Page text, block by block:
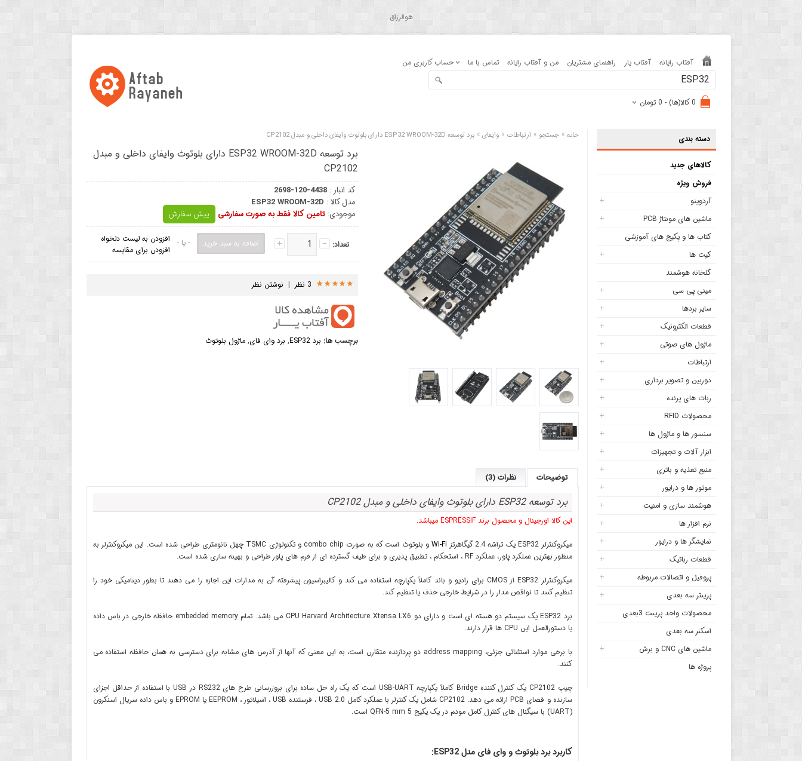
هوالرزاق
آفتاب رایانه آفتاب یار راهنمای مشتریان من و آفتاب رایانه تماس با ما حساب کاربری من
0 کالا(ها) - 0 تومان
دسته بندی
کالاهای جدید
فروش ویژه
آردوینو
ماشین های مونتاژ PCB
کتاب ها و پکیج های آموزشی
کیت ها
گلخانه هوشمند
مینی پی سی
سایر بردها
قطعات الکترونیک
ماژول های صوتی
ارتباطات
دوربین و تصویر برداری
ربات های پرنده
محصولات RFID
سنسور ها و ماژول ها
ابزار آلات و تجهیزات
منبع تغذیه و باتری
موتور ها و درایور
هوشمند سازی و امنیت
نرم افزار ها
نمایشگر ها و درایور
قطعات رباتیک
پروفیل و اتصالات مربوطه
پرینتر سه بعدی
محصولات واحد پرینت 3بعدی
اسکنر سه بعدی
ماشین های CNC و برش
پروژه ها
خانه »جستجو » ارتباطات »وایفای »برد توسعه ESP32 WROOM-32D دارای بلوتوث وایفای داخلی و مبدل CP2102
برد توسعه ESP32 WROOM-32D دارای بلوتوث وایفای داخلی و مبدل
CP2102
کد انبار :2698-120-4438
مدل کالا : ESP32 WROOM-32D
موجودی:تامین کالا فقط به صورت سفارشی پیش سفارش
تعداد: - یا - افزودن به لیست دلخواه
افزودن برای مقایسه
3 نظر | نوشتن نظر
برچسب ها: برد ESP32 , برد وای فای,ماژول بلوتوث
توضیحات نظرات (3)
برد توسعه ESP32 دارای بلوتوث وایفای داخلی و مبدل CP2102
این کالا اورجینال و محصول برند ESPRESSIF میباشد.
میکروکنترلر ESP32 یک تراشه 2.4 گیگاهرتز Wi-Fi
و بلوتوث است که به صورت combo chip و تکنولوژی TSMC چهل نانومتری طراحی شده است. این میکروکنترلر به
منظور بهترین عملکرد پاور، عملکرد RF ، استحکام ، تطبیق پذیری و برای طیف گسترده ای از فرم های پاور طراحی و بهینه سازی شده است.
میکروکنترلر ESP32 از CMOS برای رادیو و باند کاملاً یکپارچه استفاده می کند و کالیبراسیون پیشرفته آن به مدارات این اجازه را می دهند تا بطور دینامیکی خود را
تنظیم کنند تا نواقص مدار را در شرایط خارجی حذف یا تنظیم کند.
برد ESP32 یک سیستم دو هسته ای است و دارای دو CPU Harvard Architecture Xtensa LX6 می باشد. تمام embedded memory حافظه خارجی در باس داده
یا دستورالعمل این CPU ها قرار دارند.
با برخی موارد استثنائی جزئی، address mapping دو پردازنده متقارن است، به این معنی که آنها از آدرس های مشابه برای دسترسی به همان حافظه استفاده می
کنند.
چیپ CP2102 یک کنترل کننده Bridge کاملاً یکپارچه USB-UART است که یک راه حل ساده برای بروزرسانی طرح های RS232 در USB با استفاده از حداقل اجزای
سازنده و فضای PCB ارائه می دهد. CP2102 شامل یک کنترلر با عملکرد کامل USB 2.0 ، فرستنده USB ، اسیلاتور ، EEPROM یا EPROM و باس داده سریال اسنکرون
(UART) با سیگنال های کنترل کامل مودم در یک پکیج QFN-5 mm 5 است.
کاربرد برد بلوتوث و وای فای مدل ESP32: